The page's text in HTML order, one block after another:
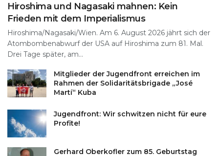
Hiroshima und Nagasaki mahnen: Kein
Frieden mit dem Imperialismus
Hiroshima/Nagasaki/Wien. Am 6. August 2026 jährt sich der
Atombombenabwurf der USA auf Hiroshima zum 81. Mal.
Drei Tage später, am...
Mitglieder der Jugendfront erreichen im
Rahmen der Solidaritätsbrigade „José
Martí“ Kuba
Jugendfront: Wir schwitzen nicht für eure
Profite!
Gerhard Oberkofler zum 85. Geburtstag